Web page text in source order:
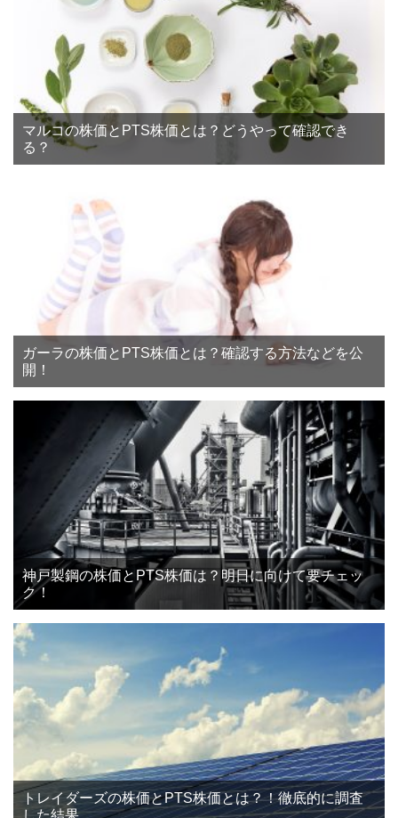
マルコの株価とPTS株価とは？どうやって確認でき
る？
ガーラの株価とPTS株価とは？確認する方法などを公
開！
神戸製鋼の株価とPTS株価は？明日に向けて要チェッ
ク！
トレイダーズの株価とPTS株価とは？！徹底的に調査